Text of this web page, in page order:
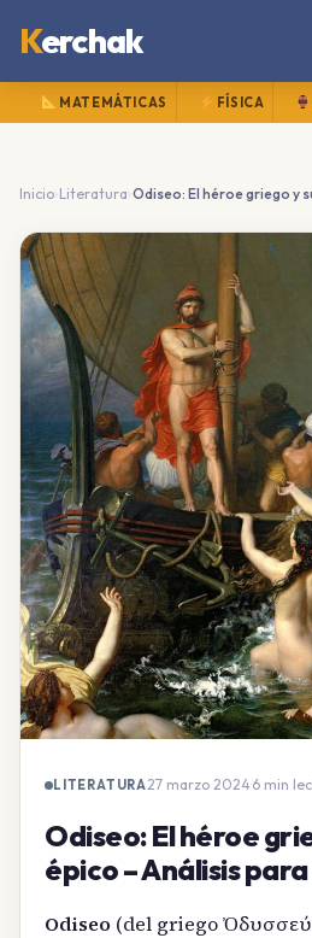
Kerchak
MATEMÁTICAS FÍSICA
Inicio›Literatura ›
LITERATURA27 marzo 2024·6 min
Odiseo: El héroe
épico – Análisis
Odiseo (del griego